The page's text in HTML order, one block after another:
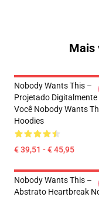
Mais
Nobody Wants This –
Projetado Digitalmente
Você Nobody Wants
Hoodies
€ 39,51 - € 45,95
Nobody Wants This –
Abstrato Heartbreak